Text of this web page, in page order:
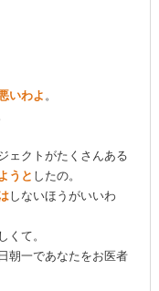
いわよ 。
ェクトがたくさんある
うと したの。
しないほうがいいわ
くて。
朝一であなたをお医者